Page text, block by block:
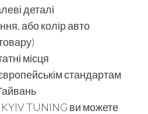
деталі
або колір авто
місця
стандартам
TUNING ви можете